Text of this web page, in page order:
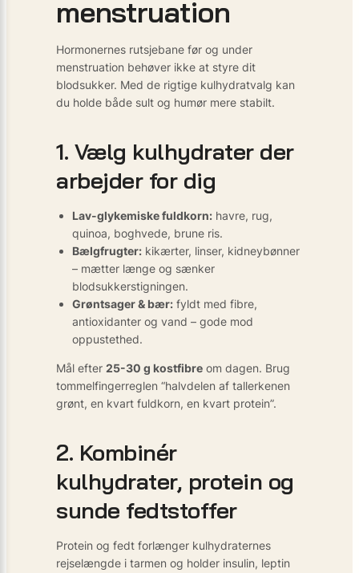
menstruation
Hormonernes rutsjebane før og under
menstruation behøver ikke at styre dit
blodsukker. Med de rigtige kulhydratvalg kan
du holde både sult og humør mere stabilt.
1. Vælg kulhydrater der
arbejder for dig
Lav-glykemiske fuldkorn: havre, rug,
quinoa, boghvede, brune ris.
Bælgfrugter: kikærter, linser, kidneybønner
– mætter længe og sænker
blodsukkerstigningen.
Grøntsager & bær: fyldt med fibre,
antioxidanter og vand – gode mod
oppustethed.
Mål efter 25-30 g kostfibre om dagen. Brug
tommelfingerreglen “halvdelen af tallerkenen
grønt, en kvart fuldkorn, en kvart protein”.
2. Kombinér
kulhydrater, protein og
sunde fedtstoffer
Protein og fedt forlænger kulhydraternes
rejselængde i tarmen og holder insulin, leptin